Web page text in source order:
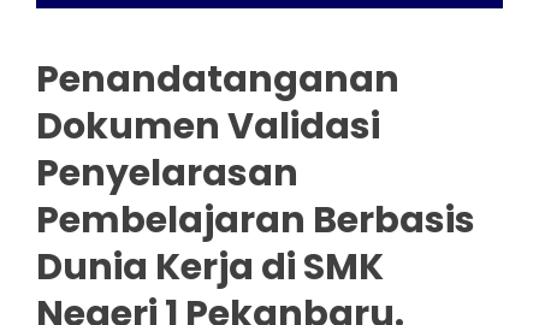
Penandatanganan
Dokumen Validasi
Penyelarasan
Pembelajaran Berbasis
Dunia Kerja di SMK
Negeri 1 Pekanbaru.